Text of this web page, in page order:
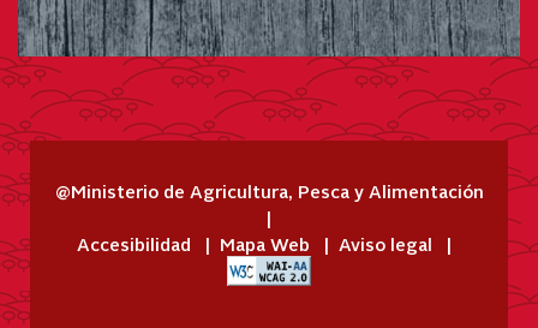
@Ministerio de Agricultura, Pesca y Alimentación
Accesibilidad Mapa Web Aviso legal